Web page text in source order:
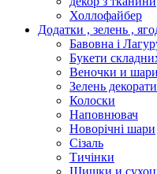
Холлофайбер
Додатки , зелень ,
Бавовна і
Букети
Веночки и
Зелень
Колоски
Наповнювач
Новорічні шари
Сізаль
Тичінки
Шишки и